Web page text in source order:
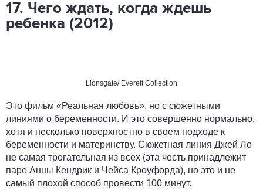
17. Чего ждать, когда ждешь
ребенка (2012)
Lionsgate/ Everett Collection
Это фильм «Реальная любовь», но с сюжетными
линиями о беременности. И это совершенно нормально,
хотя и несколько поверхностно в своем подходе к
беременности и материнству. Сюжетная линия Джей Ло
не самая трогательная из всех (эта честь принадлежит
паре Анны Кендрик и Чейса Кроуфорда), но это и не
самый плохой способ провести 100 минут.